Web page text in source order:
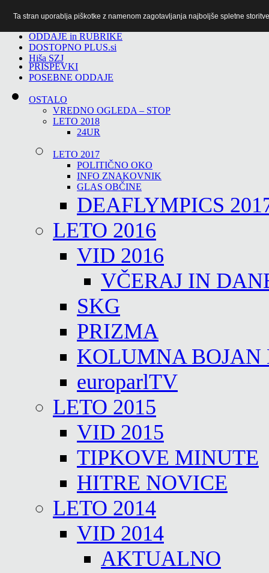
ODDAJE in RUBRIKE
DOSTOPNO PLUS.si
Hiša SZJ
PRISPEVKI
POSEBNE ODDAJE
OSTALO
VREDNO OGLEDA – STOP
LETO 2018
24UR
LETO 2017
POLITIČNO OKO
INFO ZNAKOVNIK
GLAS OBČINE
DEAFLYMPICS
LETO 2016
VID 2016
VČERAJ IN
SKG
PRIZMA
KOLUMNA BOJAN
europarlTV
LETO 2015
VID 2015
TIPKOVE MINUTE
HITRE NOVICE
LETO 2014
VID 2014
AKTUALNO
Ta stran uporablja piškotke z namenom zagotavljanja najboljše spletne